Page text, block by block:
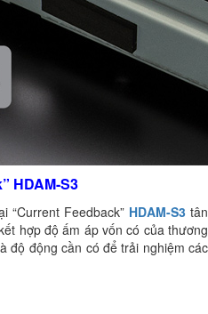
HDAM-S3
“Current Feedback” HDAM-S3 tân
hợp độ ấm áp vốn có của thương
độ động cần có để trải nghiệm các